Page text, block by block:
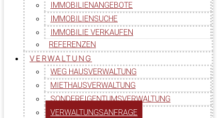
IMMOBILIENANGEBOTE
IMMOBILIENSUCHE
IMMOBILIE VERKAUFEN
REFERENZEN
VERWALTUNG
WEG HAUSVERWALTUNG
MIETHAUSVERWALTUNG
SONDEREIGENTUMSVERWALTUNG
VERWALTUNGSANFRAGE